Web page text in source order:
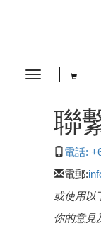
Toggle
聯
電話:
電郵:
或使用以
你的意見